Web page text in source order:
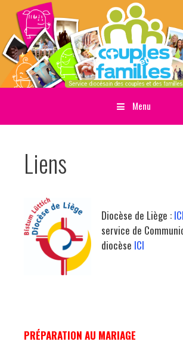
Menu
Liens
Diocèse de Liège : ICI
service de
diocèse ICI
PRÉPARATION AU MARIAGE